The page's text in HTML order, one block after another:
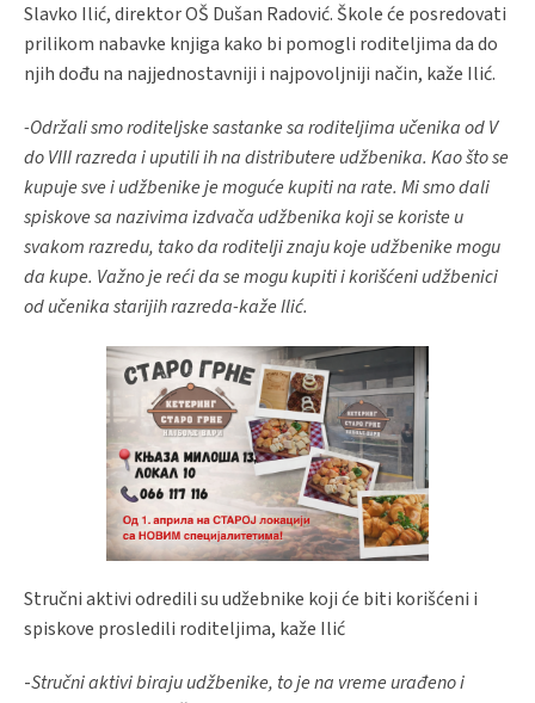
Slavko Ilić, direktor OŠ Dušan Radović. Škole će posredovati
prilikom nabavke knjiga kako bi pomogli roditeljima da do
njih dođu na najjednostavniji i najpovoljniji način, kaže Ilić.
-Održali smo roditeljske sastanke sa roditeljima učenika od V
do VIII razreda i uputili ih na distributere udžbenika. Kao što se
kupuje sve i udžbenike je moguće kupiti na rate. Mi smo dali
spiskove sa nazivima izdvača udžbenika koji se koriste u
svakom razredu, tako da roditelji znaju koje udžbenike mogu
da kupe. Važno je reći da se mogu kupiti i korišćeni udžbenici
od učenika starijih razreda-kaže Ilić.
Stručni aktivi odredili su udžebnike koji će biti korišćeni i
spiskove prosledili roditeljima, kaže Ilić
-Stručni aktivi biraju udžbenike, to je na vreme urađeno i